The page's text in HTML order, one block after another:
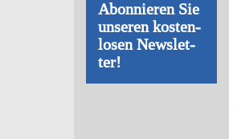
Abon­nie­ren Sie
un­se­ren kos­ten­
lo­sen News­let­
ter!